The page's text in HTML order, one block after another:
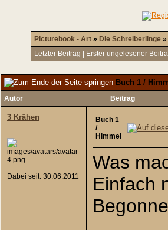
Picturebook - Art » Die Schreiberlinge »
Letzter Beitrag
Erster ungelesener
Buch 1 /
Autor Beitrag
3 Krähen
Dabei seit: 30.06.2011
Buch 1
/
Himmel
Was
Einfach